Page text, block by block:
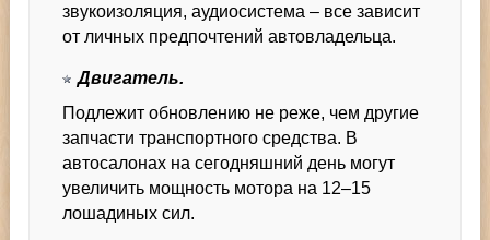
звукоизоляция, аудиосистема – все зависит
от личных предпочтений автовладельца.
Двигатель.
Подлежит обновлению не реже, чем другие
запчасти транспортного средства. В
автосалонах на сегодняшний день могут
увеличить мощность мотора на 12–15
лошадиных сил.